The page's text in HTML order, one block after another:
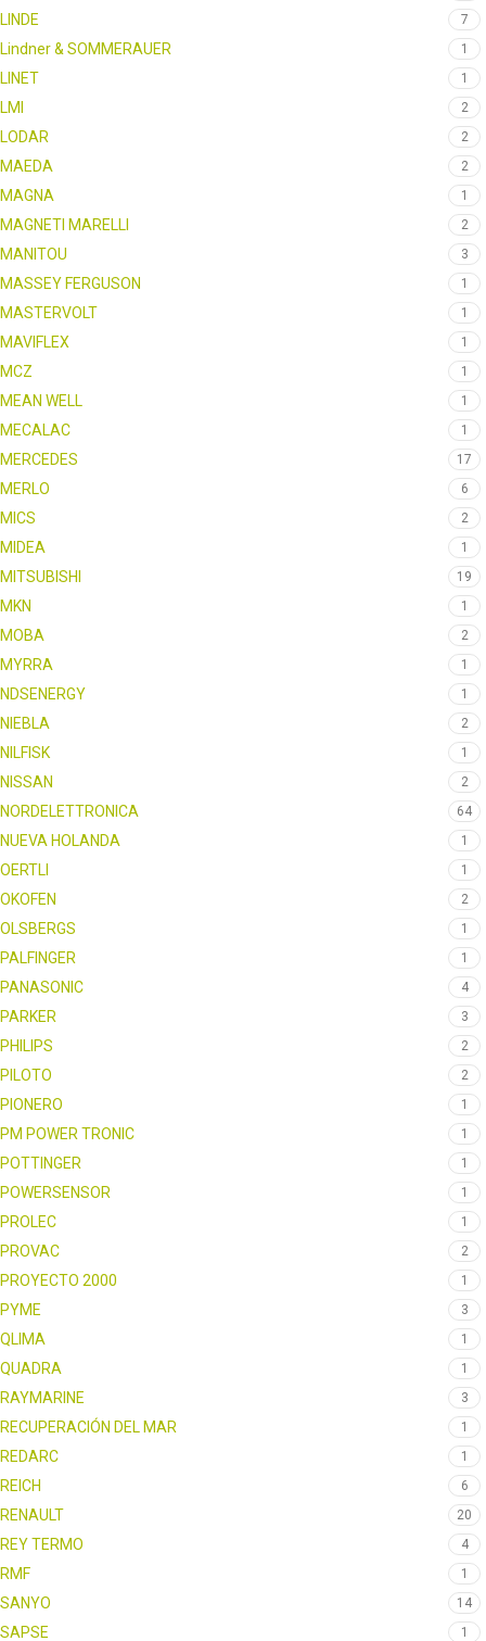
LINDE 7
Lindner & SOMMERAUER 1
LINET 1
LMI 2
LODAR 2
MAEDA 2
MAGNA 1
MAGNETI MARELLI 2
MANITOU 3
MASSEY FERGUSON 1
MASTERVOLT 1
MAVIFLEX 1
MCZ 1
MEAN WELL 1
MECALAC 1
MERCEDES 17
MERLO 6
MICS 2
MIDEA 1
MITSUBISHI 19
MKN 1
MOBA 2
MYRRA 1
NDSENERGY 1
NIEBLA 2
NILFISK 1
NISSAN 2
NORDELETTRONICA 64
NUEVA HOLANDA 1
OERTLI 1
OKOFEN 2
OLSBERGS 1
PALFINGER 1
PANASONIC 4
PARKER 3
PHILIPS 2
PILOTO 2
PIONERO 1
PM POWER TRONIC 1
POTTINGER 1
POWERSENSOR 1
PROLEC 1
PROVAC 2
PROYECTO 2000 1
PYME 3
QLIMA 1
QUADRA 1
RAYMARINE 3
RECUPERACIÓN DEL MAR 1
REDARC 1
REICH 6
RENAULT 20
REY TERMO 4
RMF 1
SANYO 14
SAPSE 1